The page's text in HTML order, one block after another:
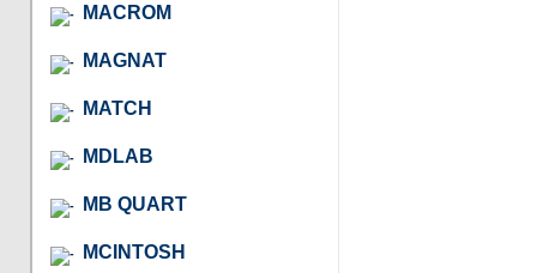
MACROM
MAGNAT
MATCH
MDLAB
MB QUART
MCINTOSH